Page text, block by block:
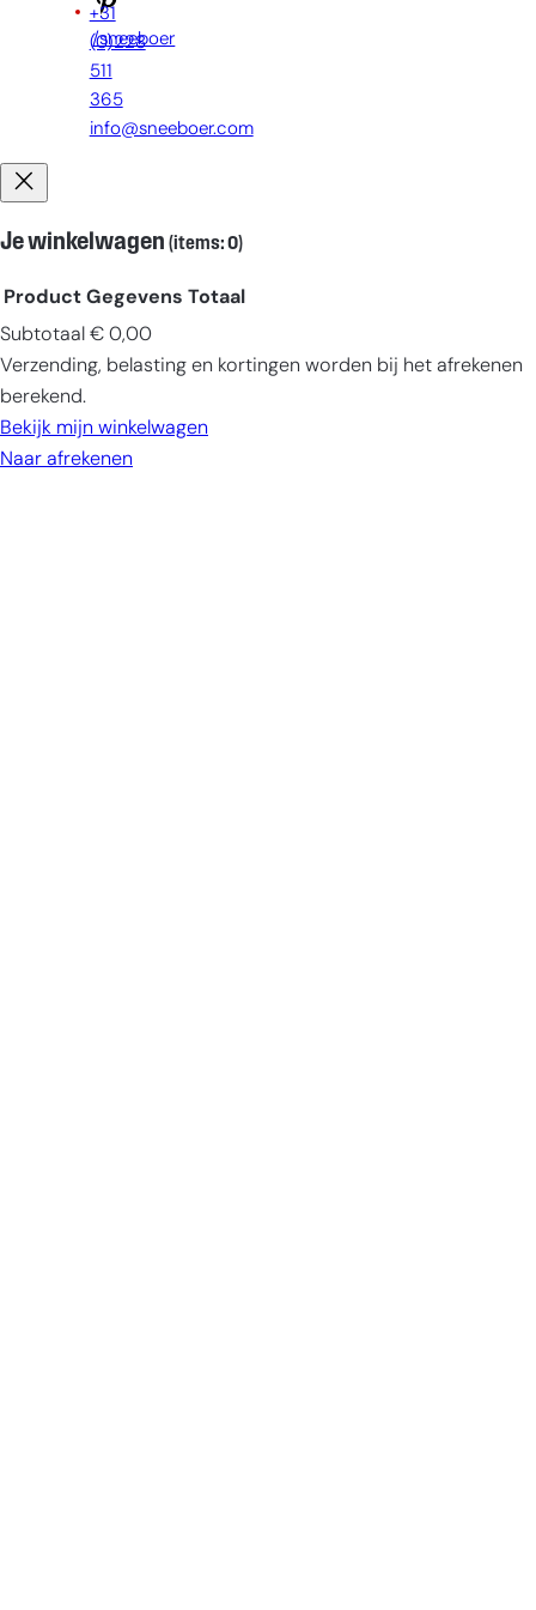
/sneeboer
+31
(0)228
511
365
info@sneeboer.com
Je winkelwagen (items: 0)
Producten
in
winkelwagen
Product Gegevens Totaal
Subtotaal € 0,00
Verzending, belasting en kortingen worden bij het afrekenen
berekend.
Bekijk mijn winkelwagen
Naar afrekenen